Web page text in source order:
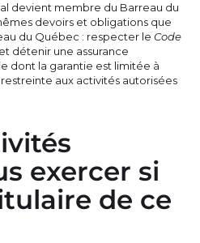
devient membre du Barreau du
devoirs et obligations que
du Québec : respecter leCode
et détenir une assurance
dont la garantie est limitée à
aux activités autorisées
exercer si
de ce